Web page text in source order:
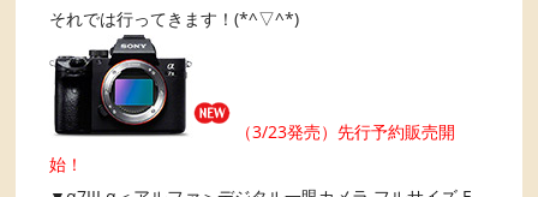
それでは行ってきます！(*^▽^*)
（3/23発売）先行予約販売開
始！